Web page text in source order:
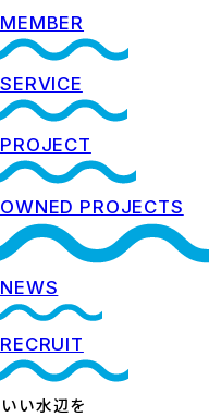
MEMBER
SERVICE
PROJECT
OWNED PROJECTS
NEWS
RECRUIT
いい水辺を